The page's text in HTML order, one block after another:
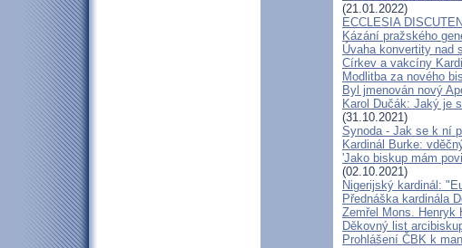
(21.01.2022)
ECCLESIA
Kázání pražského
Úvaha konvertity nad
Církev a vakcíny
Modlitba za nového
Byl jmenován nový
Karol Dučák: Jaký je
(31.10.2021)
Synoda - Jak se k ní
Kardinál Burke:
'Jako biskup mám
(02.10.2021)
Nigerijský kardinál:
Přednáška kardinála
Zemřel Mons. Henryk
Děkovný list
Prohlášení ČBK k